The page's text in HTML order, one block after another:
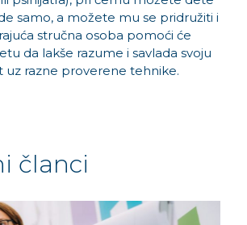
samo, a možete mu se pridružiti i
stručna osoba pomoći će
da lakše razume i savlada svoju
uz razne proverene tehnike.
članci